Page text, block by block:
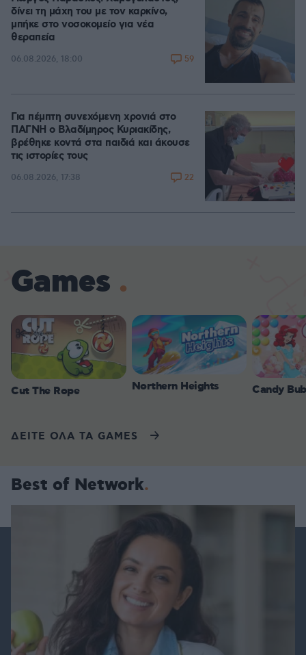
δίνει τη μάχη του με τον καρκίνο,
μπήκε στο νοσοκομείο για νέα
θεραπεία
06.08.2026, 18:00 59
Για πέμπτη συνεχόμενη χρονιά στο
ΠΑΓΝΗ ο Βλαδίμηρος Κυριακίδης,
βρέθηκε κοντά στα παιδιά και άκουσε
τις ιστορίες τους
06.08.2026, 17:38 22
Games
Cut The Rope Northern Heights Candy
ΔΕΙΤΕ ΟΛΑ ΤΑ GAMES
Best of Network